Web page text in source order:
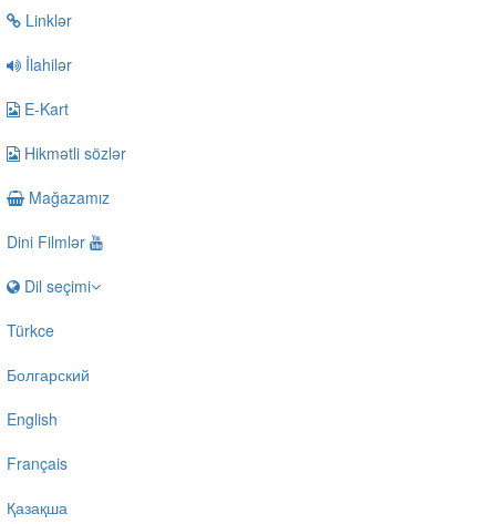
Linklər
İlahilər
E-Kart
Hikmətli sözlər
Mağazamız
Dini Filmlər
Dil seçimi
Türkce
Болгарский
English
Français
Қазақша